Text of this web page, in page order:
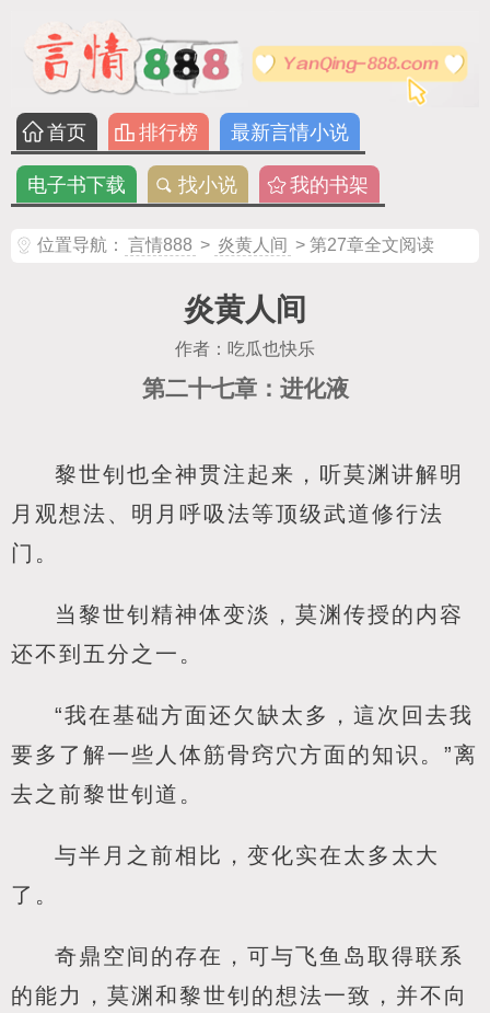
首页 排行榜 最新言情小说
电子书下载 找小说 我的书架
位置导航： 言情888 > 炎黄人间 > 第27章全文阅读
炎黄人间
作者：吃瓜也快乐
第二十七章：进化液
黎世钊也全神贯注起来，听莫渊讲解明
月观想法、明月呼吸法等顶级武道修行法
门。
当黎世钊精神体变淡，莫渊传授的内容
还不到五分之一。
“我在基础方面还欠缺太多，這次回去我
要多了解一些人体筋骨窍穴方面的知识。”离
去之前黎世钊道。
与半月之前相比，变化实在太多太大
了。
奇鼎空间的存在，可与飞鱼岛取得联系
的能力，莫渊和黎世钊的想法一致，并不向